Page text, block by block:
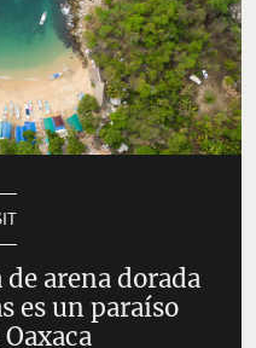
arena dorada
es un paraíso